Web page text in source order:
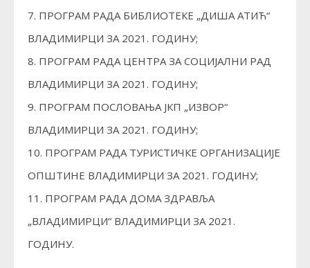
7. ПРОГРАМ РАДА БИБЛИОТЕКЕ „ДИША АТИЋ“
ВЛАДИМИРЦИ ЗА 2021. ГОДИНУ;
8. ПРОГРАМ РАДА ЦЕНТРА ЗА СОЦИЈАЛНИ РАД
ВЛАДИМИРЦИ ЗА 2021. ГОДИНУ;
9. ПРОГРАМ ПОСЛОВАЊА ЈКП „ИЗВОР“
ВЛАДИМИРЦИ ЗА 2021. ГОДИНУ;
10. ПРОГРАМ РАДА ТУРИСТИЧКЕ ОРГАНИЗАЦИЈЕ
ОПШТИНЕ ВЛАДИМИРЦИ ЗА 2021. ГОДИНУ;
11. ПРОГРАМ РАДА ДОМА ЗДРАВЉА
„ВЛАДИМИРЦИ“ ВЛАДИМИРЦИ ЗА 2021.
ГОДИНУ.